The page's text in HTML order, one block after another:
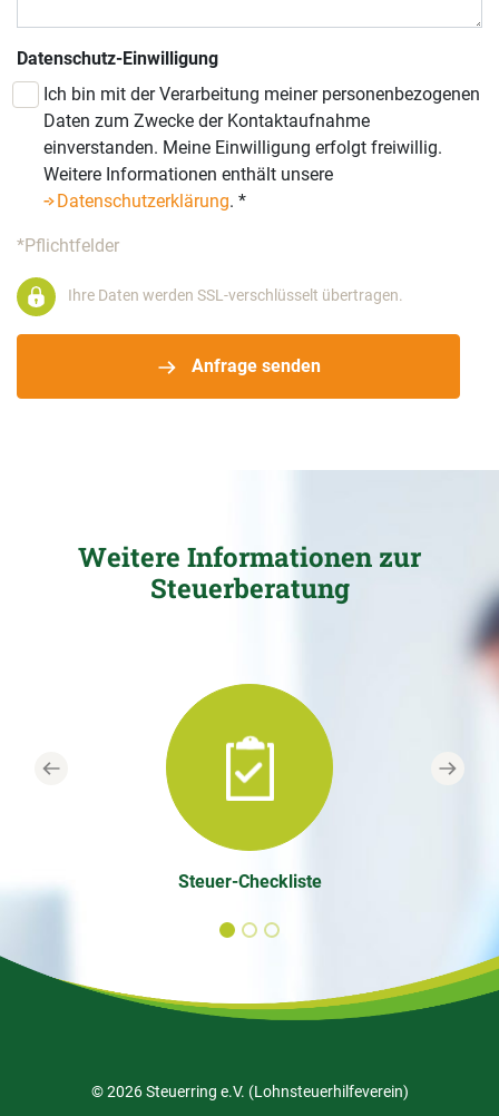
Datenschutz-Einwilligung
Ich bin mit der Verarbeitung meiner personenbezogenen
Daten zum Zwecke der Kontaktaufnahme
einverstanden. Meine Einwilligung erfolgt freiwillig.
Weitere Informationen enthält unsere
Datenschutzerklärung. *
*Pflichtfelder
Anfrage senden
Ihre Daten werden SSL-verschlüsselt übertragen.
Weitere Informationen zur
Steuerberatung
Steuer-Checkliste
Previous Next
© 2026 Steuerring e.V. (Lohnsteuerhilfeverein)